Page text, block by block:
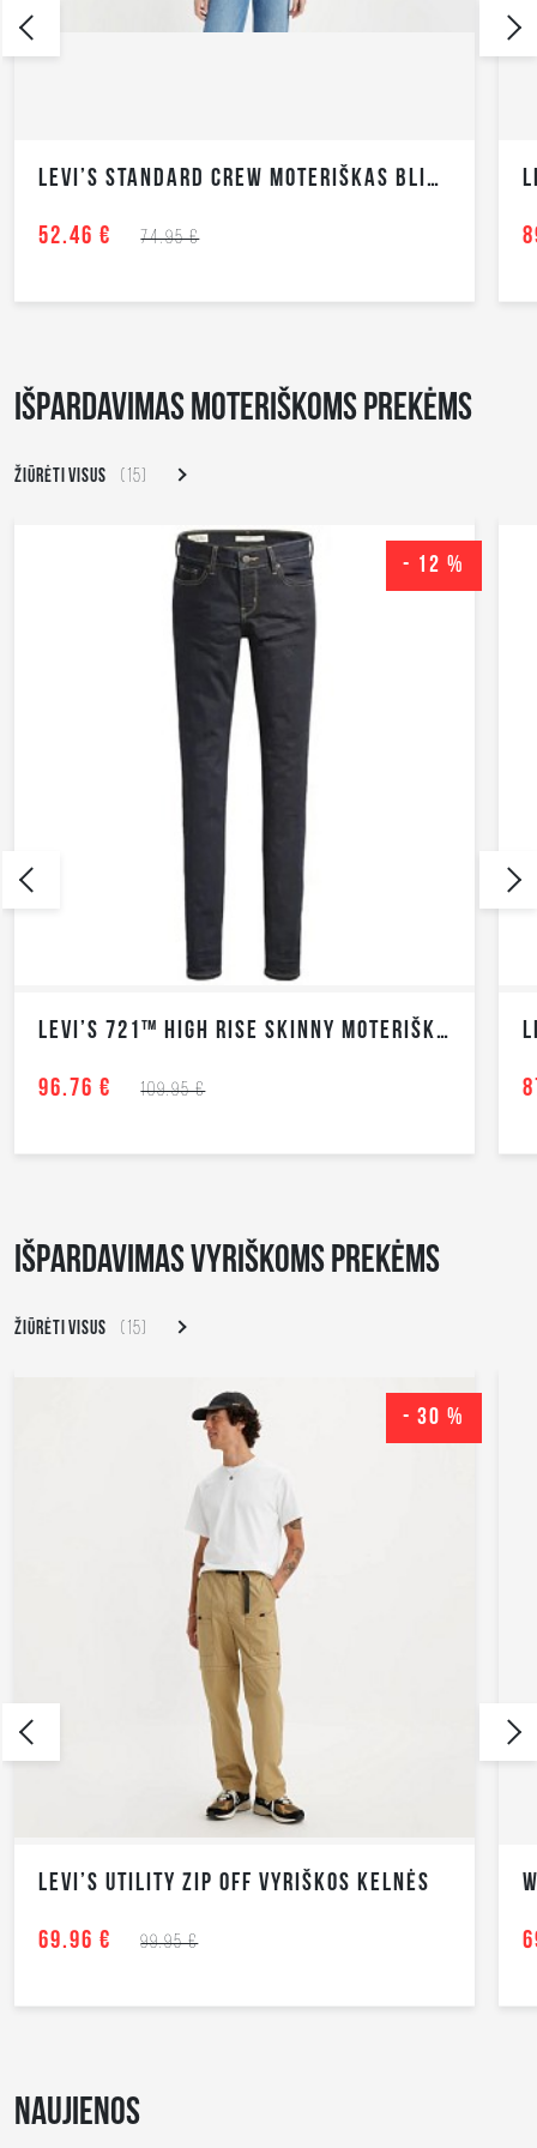
LEVI’S STANDARD CREW MOTERIŠKAS BLIUZONAS
52.46 € 74.95 €
IŠPARDAVIMAS MOTERIŠKOMS PREKĖMS
ŽIŪRĖTI VISUS (15)
LEVI’S 721™ HIGH RISE SKINNY MOTERIŠKI DŽINSAI
96.76 € 109.95 €
- 12 %
IŠPARDAVIMAS VYRIŠKOMS PREKĖMS
ŽIŪRĖTI VISUS (15)
LEVI’S UTILITY ZIP OFF VYRIŠKOS KELNĖS
69.96 € 99.95 €
- 30 %
NAUJIENOS